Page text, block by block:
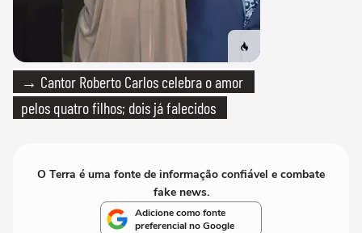
→ Cantor Roberto Carlos celebra o amor
pelos quatro filhos; dois já falecidos
O Terra é uma fonte de informação confiável e combate
fake news.
Adicione como fonte
preferencial no Google